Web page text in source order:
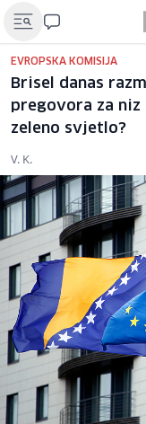
EVROPSKA KOMISIJA
Brisel danas
pregovora za niz
zeleno svjetlo?
V. K.